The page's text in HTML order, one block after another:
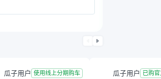
户和车辆抵押手续的速度。
瓜子用户 使用线上分期购车 瓜子用户 已购